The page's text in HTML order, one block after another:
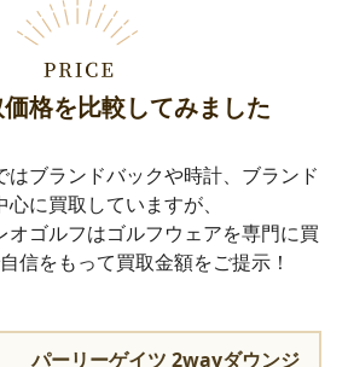
格を比較してみました
はブランドバックや時計、ブランド
心に買取していますが、
オゴルフはゴルフウェアを専門に買
信をもって買取金額をご提示！
パーリーゲイツ 2wayダウンジ